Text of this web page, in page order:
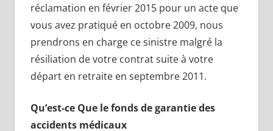
réclamation en février 2015 pour un acte que
vous avez pratiqué en octobre 2009, nous
prendrons en charge ce sinistre malgré la
résiliation de votre contrat suite à votre
départ en retraite en septembre 2011.
Qu’est-ce Que le fonds de garantie des
accidents médicaux